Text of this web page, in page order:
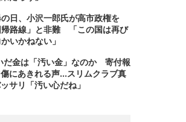
日、小沢一郎氏が高市政権を
帰路線」と非難 「この国は再び
いかねない」
だ金は「汚い金」なのか 寄付報
にあきれる声...スリムクラブ真
サリ「汚い心だね」